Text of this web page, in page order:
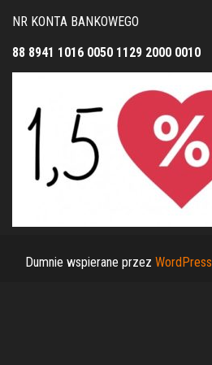
NR KONTA BANKOWEGO
88 8941 1016 0050 1129 2000 0010
Dumnie wspierane przez WordPress